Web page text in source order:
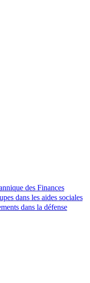
des Finances
dans les aides sociales
dans la défense